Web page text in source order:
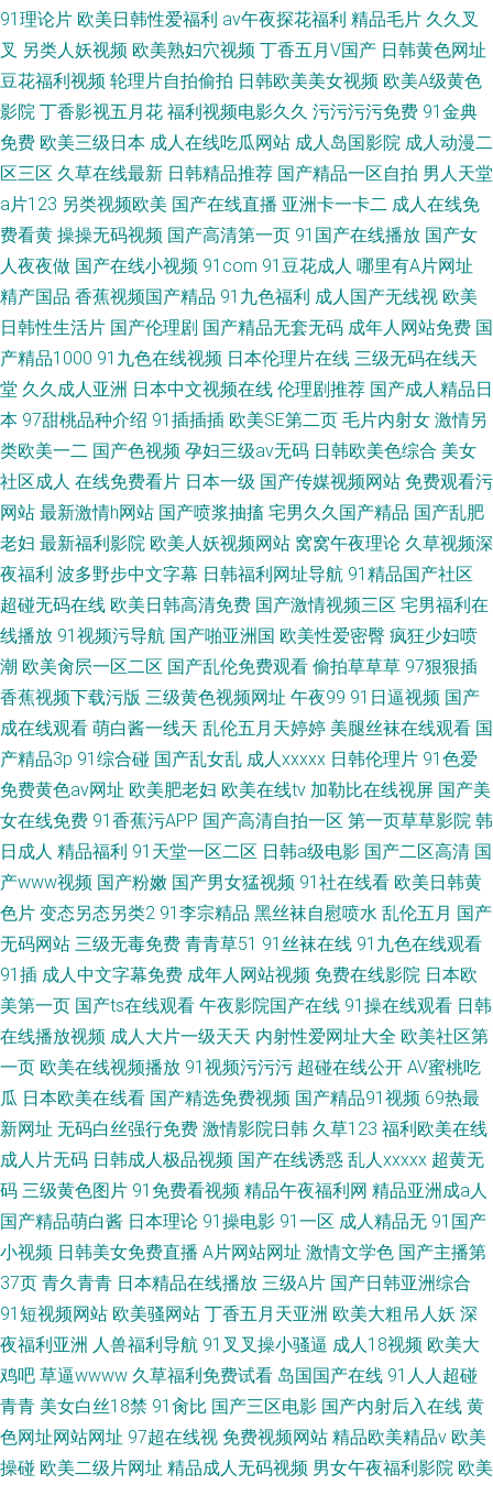
91理论片 欧美日韩性爱福利 av午夜探花福利 精品毛片 久久叉
叉 另类人妖视频 欧美熟妇穴视频 丁香五月V国产 日韩黄色网址
豆花福利视频 轮理片自拍偷拍 日韩欧美美女视频 欧美A级黄色
影院 丁香影视五月花 福利视频电影久久 污污污污免费 91金典
免费 欧美三级日本 成人在线吃瓜网站 成人岛国影院 成人动漫二
区三区 久草在线最新 日韩精品推荐 国产精品一区自拍 男人天堂
a片123 另类视频欧美 国产在线直播 亚洲卡一卡二 成人在线免
费看黄 操操无码视频 国产高清第一页 91国产在线播放 国产女
人夜夜做 国产在线小视频 91com 91豆花成人 哪里有A片网址
精产国品 香蕉视频国产精品 91九色福利 成人国产无线视 欧美
日韩性生活片 国产伦理剧 国产精品无套无码 成年人网站免费 国
产精品1000 91九色在线视频 日本伦理片在线 三级无码在线天
堂 久久成人亚洲 日本中文视频在线 伦理剧推荐 国产成人精品日
本 97甜桃品种介绍 91插插插 欧美SE第二页 毛片内射女 激情另
类欧美一二 国产色视频 孕妇三级av无码 日韩欧美色综合 美女
社区成人 在线免费看片 日本一级 国产传媒视频网站 免费观看污
网站 最新激情h网站 国产喷浆抽搐 宅男久久国产精品 国产乱肥
老妇 最新福利影院 欧美人妖视频网站 窝窝午夜理论 久草视频深
夜福利 波多野步中文字幕 日韩福利网址导航 91精品国产社区
超碰无码在线 欧美日韩高清免费 国产激情视频三区 宅男福利在
线播放 91视频污导航 国产啪亚洲国 欧美性爱密臀 疯狂少妇喷
潮 欧美肏屄一区二区 国产乱伦免费观看 偷拍草草草 97狠狠插
香蕉视频下载污版 三级黄色视频网址 午夜99 91日逼视频 国产
成在线观看 萌白酱一线天 乱伦五月天婷婷 美腿丝袜在线观看 国
产精品3p 91综合碰 国产乱女乱 成人xxxxx 日韩伦理片 91色爱
免费黄色av网址 欧美肥老妇 欧美在线tv 加勒比在线视屏 国产美
女在线免费 91香蕉污APP 国产高清自拍一区 第一页草草影院 韩
日成人 精品福利 91天堂一区二区 日韩a级电影 国产二区高清 国
产www视频 国产粉嫩 国产男女猛视频 91社在线看 欧美日韩黄
色片 变态另态另类2 91李宗精品 黑丝袜自慰喷水 乱伦五月 国产
无码网站 三级无毒免费 青青草51 91丝袜在线 91九色在线观看
91插 成人中文字幕免费 成年人网站视频 免费在线影院 日本欧
美第一页 国产ts在线观看 午夜影院国产在线 91操在线观看 日韩
在线播放视频 成人大片一级天天 内射性爱网址大全 欧美社区第
一页 欧美在线视频播放 91视频污污污 超碰在线公开 AV蜜桃吃
瓜 日本欧美在线看 国产精选免费视频 国产精品91视频 69热最
新网址 无码白丝强行免费 激情影院日韩 久草123 福利欧美在线
成人片无码 日韩成人极品视频 国产在线诱惑 乱人xxxxx 超黄无
码 三级黄色图片 91免费看视频 精品午夜福利网 精品亚洲成a人
国产精品萌白酱 日本理论 91操电影 91一区 成人精品无 91国产
小视频 日韩美女免费直播 A片网站网址 激情文学色 国产主播第
37页 青久青青 日本精品在线播放 三级A片 国产日韩亚洲综合
91短视频网站 欧美骚网站 丁香五月天亚洲 欧美大粗吊人妖 深
夜福利亚洲 人兽福利导航 91叉叉操小骚逼 成人18视频 欧美大
鸡吧 草逼wwww 久草福利免费试看 岛国国产在线 91人人超碰
青青 美女白丝18禁 91肏比 国产三区电影 国产内射后入在线 黄
色网址网站网址 97超在线视 免费视频网站 精品欧美精品v 欧美
操碰 欧美二级片网址 精品成人无码视频 男女午夜福利影院 欧美